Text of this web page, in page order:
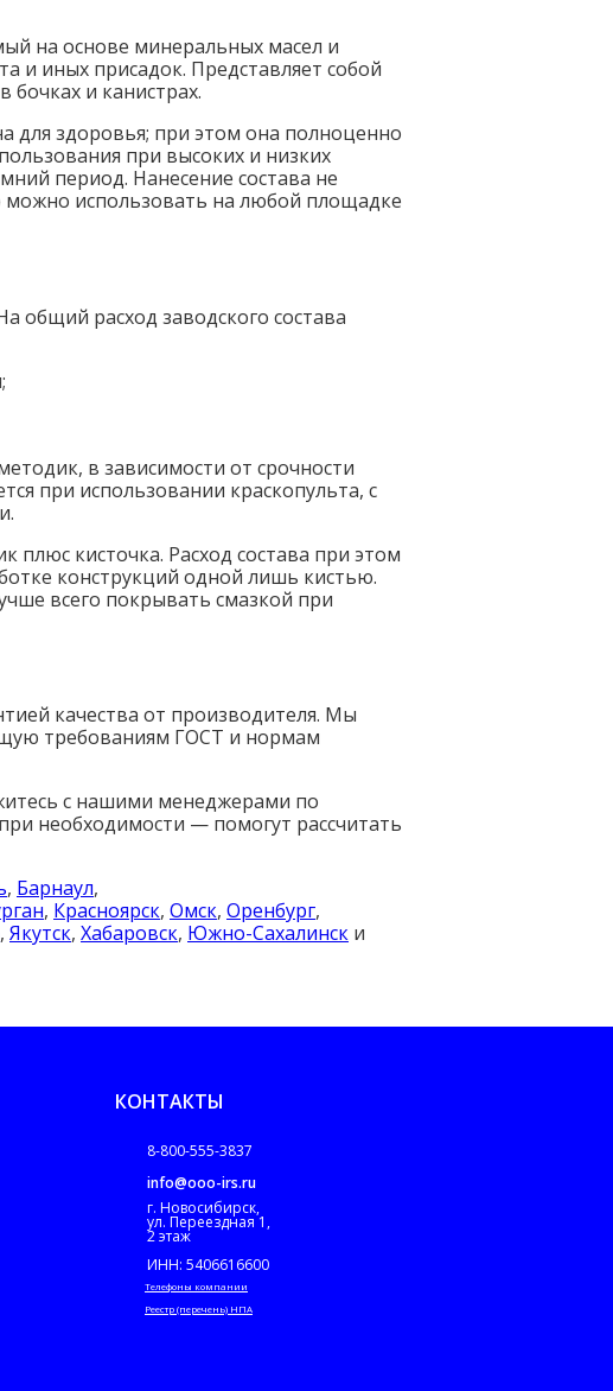
на основе минеральных масел и
и иных присадок. Представляет собой
бочках и канистрах.
для здоровья; при этом она полноценно
при высоких и низких
период. Нанесение состава не
можно использовать на любой площадке
общий расход заводского состава
в зависимости от срочности
при использовании краскопульта, с
плюс кисточка. Расход состава при этом
конструкций одной лишь кистью.
всего покрывать смазкой при
качества от производителя. Мы
требованиям ГОСТ и нормам
с нашими менеджерами по
необходимости — помогут рассчитать
, Барнаул,
, Красноярск, Омск, Оренбург,
, Якутск, Хабаровск, Южно-Сахалинск и
КОНТАКТЫ
8-800-555-3837
info@ooo-irs.ru
г. Новосибирск,
ул. Переездная 1,
2 этаж
ИНН: 5406616600
Телефоны компании
Реестр (перечень) НПА